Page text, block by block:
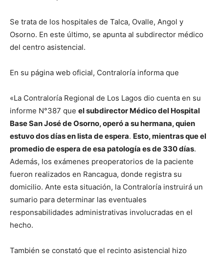
Se trata de los hospitales de Talca, Ovalle, Angol y
Osorno. En este último, se apunta al subdirector médico
del centro asistencial.
En su página web oficial, Contraloría informa que
«La Contraloría Regional de Los Lagos dio cuenta en su
informe N°387 que el subdirector Médico del Hospital
Base San José de Osorno, operó a su hermana, quien
estuvo dos días en lista de espera. Esto, mientras que el
promedio de espera de esa patología es de 330 días.
Además, los exámenes preoperatorios de la paciente
fueron realizados en Rancagua, donde registra su
domicilio. Ante esta situación, la Contraloría instruirá un
sumario para determinar las eventuales
responsabilidades administrativas involucradas en el
hecho.
También se constató que el recinto asistencial hizo